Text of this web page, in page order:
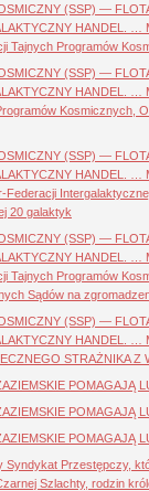
(SSP) —
HANDEL. …
Tajnych Programów
(SSP) —
HANDEL. …
Kosmicznych,
(SSP) —
HANDEL. …
Federacji
20 galaktyk
(SSP) —
HANDEL. …
Tajnych Programów
Sądów na
(SSP) —
HANDEL. …
STRAŻNIKA Z
POMAGAJĄ
POMAGAJĄ
POMAGAJĄ
Syndykat Przestępczy,
Szlachty, rodzin